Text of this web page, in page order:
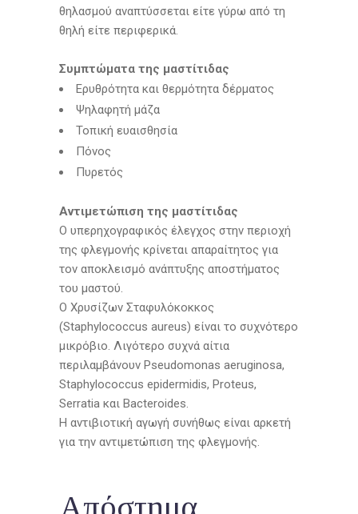
θηλασμού αναπτύσσεται είτε γύρω από τη
θηλή είτε περιφερικά.
Συμπτώματα της μαστίτιδας
Ερυθρότητα και θερμότητα δέρματος
Ψηλαφητή μάζα
Τοπική ευαισθησία
Πόνος
Πυρετός
Αντιμετώπιση της μαστίτιδας
Ο υπερηχογραφικός έλεγχος στην περιοχή
της φλεγμονής κρίνεται απαραίτητος για
τον αποκλεισμό ανάπτυξης αποστήματος
του μαστού.
Ο Χρυσίζων Σταφυλόκοκκος
(Staphylococcus aureus) είναι το συχνότερο
μικρόβιο. Λιγότερο συχνά αίτια
περιλαμβάνουν Pseudomonas aeruginosa,
Staphylococcus epidermidis, Proteus,
Serratia και Bacteroides.
Η αντιβιοτική αγωγή συνήθως είναι αρκετή
για την αντιμετώπιση της φλεγμονής.